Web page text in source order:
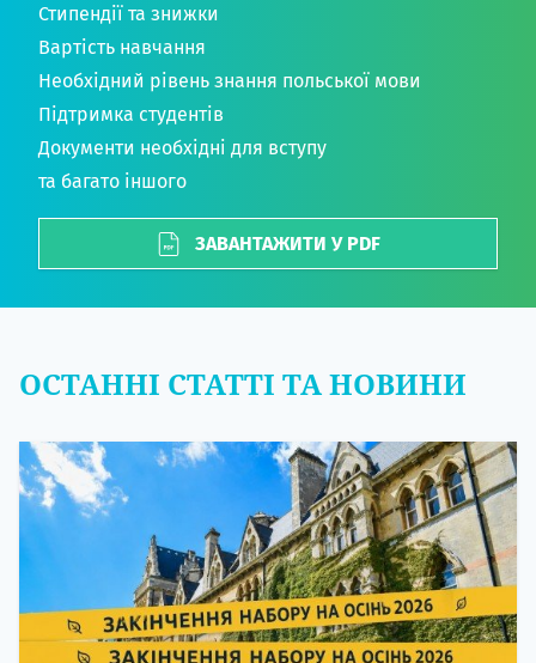
Стипендії та знижки
Вартість навчання
Необхідний рівень знання польської мови
Підтримка студентів
Документи необхідні для вступу
та багато іншого
ЗАВАНТАЖИТИ У PDF
ОСТАННІ СТАТТІ ТА НОВИНИ